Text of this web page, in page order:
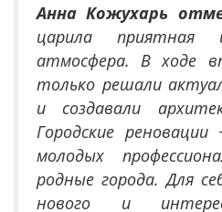
Анна Кожухарь
царила приятная
атмосфера. В ходе
только решали
и создавали
Городские
молодых
родные города. Для
нового и